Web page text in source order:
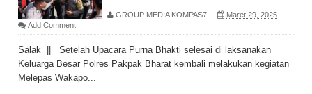
GROUP MEDIA KOMPAS7
Maret 29, 2025
Add Comment
Salak || Setelah Upacara Purna Bhakti selesai di laksanakan
Keluarga Besar Polres Pakpak Bharat kembali melakukan kegiatan
Melepas Wakapo...